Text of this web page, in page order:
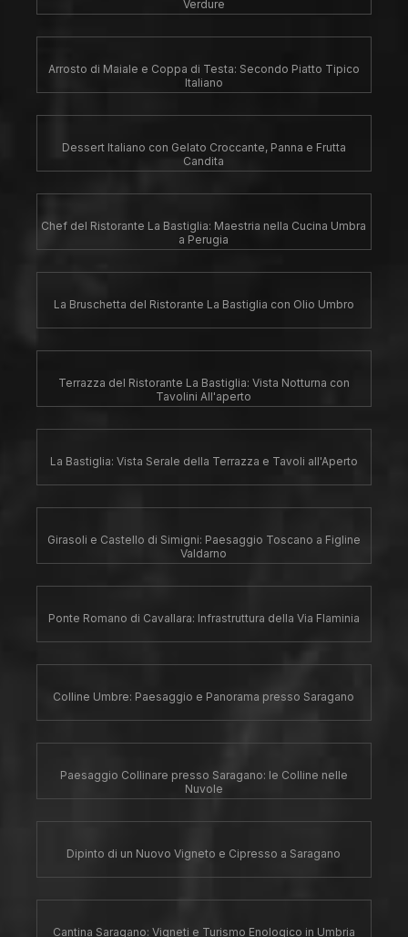
Verdure
Arrosto di Maiale e Coppa di Testa: Secondo Piatto Tipico
Italiano
Dessert Italiano con Gelato Croccante, Panna e Frutta
Candita
Chef del Ristorante La Bastiglia: Maestria nella Cucina Umbra
a Perugia
La Bruschetta del Ristorante La Bastiglia con Olio Umbro
Terrazza del Ristorante La Bastiglia: Vista Notturna con
Tavolini All'aperto
La Bastiglia: Vista Serale della Terrazza e Tavoli all'Aperto
Girasoli e Castello di Simigni: Paesaggio Toscano a Figline
Valdarno
Ponte Romano di Cavallara: Infrastruttura della Via Flaminia
Colline Umbre: Paesaggio e Panorama presso Saragano
Paesaggio Collinare presso Saragano: le Colline nelle
Nuvole
Dipinto di un Nuovo Vigneto e Cipresso a Saragano
Cantina Saragano: Vigneti e Turismo Enologico in Umbria